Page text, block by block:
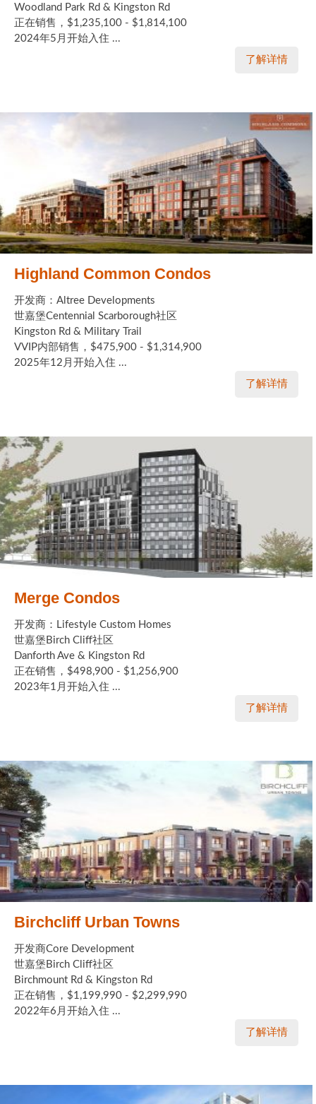
Woodland Park Rd & Kingston Rd
正在销售，$1,235,100 - $1,814,100
2024年5月开始入住 ...
了解详情
Highland Common Condos
开发商：Altree Developments
世嘉堡Centennial Scarborough社区
Kingston Rd & Military Trail
VVIP内部销售，$475,900 - $1,314,900
2025年12月开始入住 ...
了解详情
Merge Condos
开发商：Lifestyle Custom Homes
世嘉堡Birch Cliff社区
Danforth Ave & Kingston Rd
正在销售，$498,900 - $1,256,900
2023年1月开始入住 ...
了解详情
Birchcliff Urban Towns
开发商Core Development
世嘉堡Birch Cliff社区
Birchmount Rd & Kingston Rd
正在销售，$1,199,990 - $2,299,990
2022年6月开始入住 ...
了解详情